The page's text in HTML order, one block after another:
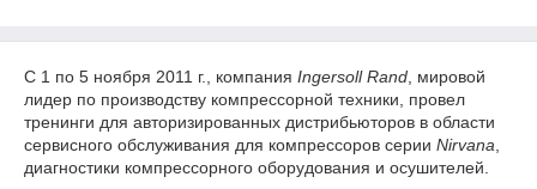
C 1 по 5 ноября 2011 г., компания Ingersoll Rand , мировой
лидер по производству компрессорной техники, провел
тренинги для авторизированных дистрибьюторов в области
сервисного обслуживания для компрессоров серии Nirvana
диагностики компрессорного оборудования и осушителей.